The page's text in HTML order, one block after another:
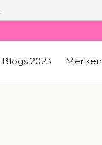
Blogs 2023 Merken